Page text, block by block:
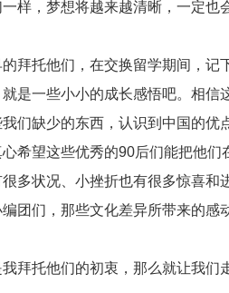
样，梦想将越来越清晰，一定也
拜托他们，在交换留学期间，记
是一些小小的成长感悟吧。相信
们缺少的东西，认识到中国的优
希望这些优秀的90后们能把他
多状况、小挫折也有很多惊喜和
团们，那些文化差异所带来的感
拜托他们的初衷，那么就让我们